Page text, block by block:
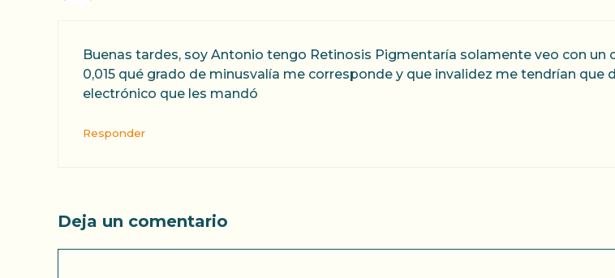
Buenas tardes, soy Antonio tengo Retinosis Pigmentaría solamente veo con un
0,015 qué grado de minusvalía me corresponde y que invalidez me tendrían
electrónico que les mandó
Responder
Deja un comentario